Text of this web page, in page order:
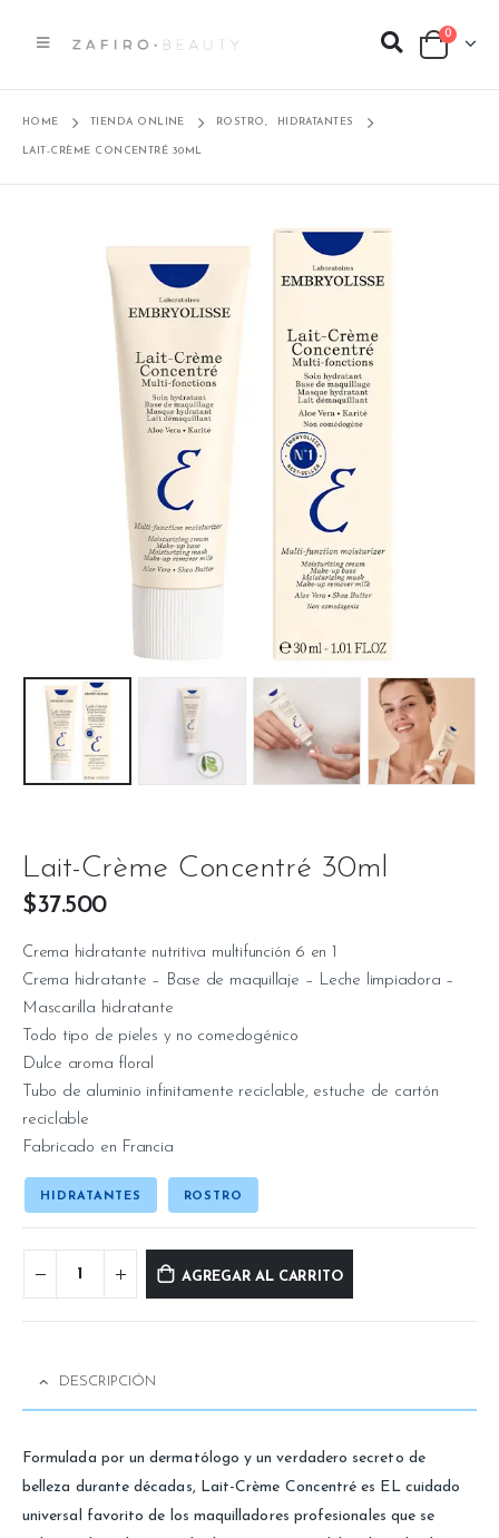
0
HOME TIENDA ONLINE ROSTRO , HIDRATANTES
LAIT-CRÈME CONCENTRÉ 30ML
Lait-Crème Concentré 30ml
$37.500
Crema hidratante nutritiva multifunción 6 en 1
Crema hidratante – Base de maquillaje – Leche limpiadora –
Mascarilla hidratante
Todo tipo de pieles y no comedogénico
Dulce aroma floral
Tubo de aluminio infinitamente reciclable, estuche de cartón
reciclable
Fabricado en Francia
HIDRATANTES ROSTRO
AGREGAR AL CARRITO
DESCRIPCIÓN
Formulada por un dermatólogo y un verdadero secreto de
belleza durante décadas, Lait-Crème Concentré es EL cuidado
universal favorito de los maquilladores profesionales que se